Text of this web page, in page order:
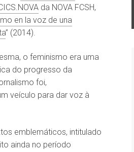
da NOVA FCSH,
en la voz de una
” (2014).
o feminismo era uma
do progresso da
foi,
veículo para dar voz à
emblemáticos, intitulado
ainda no período